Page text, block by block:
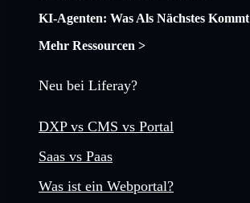
KI-Agenten: Was Als Nächstes Kommt
Mehr Ressourcen >
Neu bei Liferay?
DXP vs CMS vs Portal
Saas vs Paas
Was ist ein Webportal?